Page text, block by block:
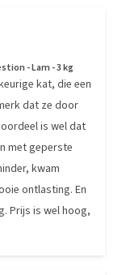
- Lam - 3 kg
kat, die een
dat ze door
is wel dat
met geperste
kwam
ontlasting. En
Prijs is wel hoog,